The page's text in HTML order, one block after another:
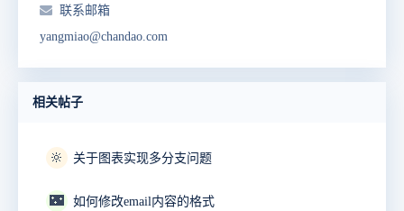
联系邮箱
yangmiao@chandao.com
相关帖子
🔆 关于图表实现多分支问题
🌃 如何修改email内容的格式